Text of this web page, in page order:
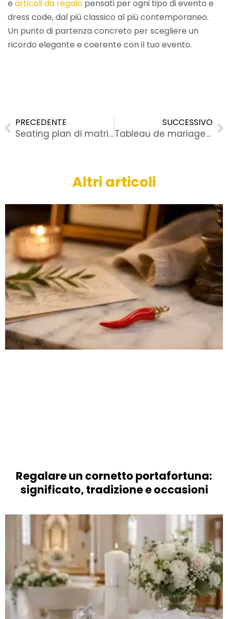
e articoli da regalo pensati per ogni tipo di evento e
dress code, dal più classico al più contemporaneo.
Un punto di partenza concreto per scegliere un
ricordo elegante e coerente con il tuo evento.
PRECEDENTE
Seating plan di matrimonio per assegnare i posti a tavola (guida pratica)
SUCCESSIVO
Tableau de mariage con idee originali e errori da evitare
Altri articoli
Regalare un cornetto portafortuna:
significato, tradizione e occasioni